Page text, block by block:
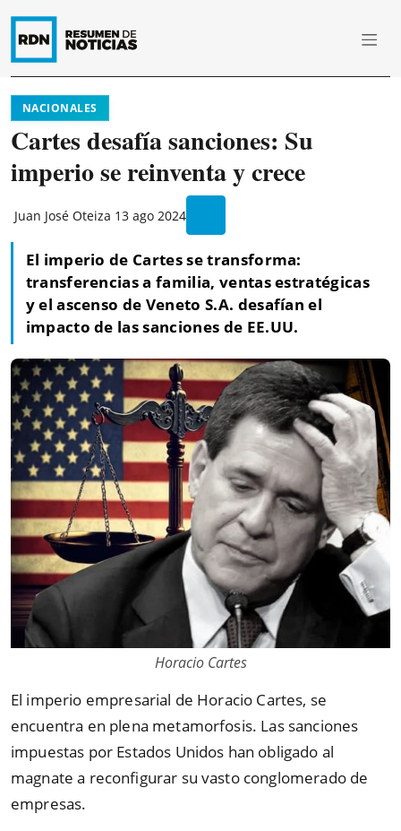
NACIONALES
Cartes desafía sanciones: Su
imperio se reinventa y crece
Juan José Oteiza 13 ago 2024
El imperio de Cartes se transforma:
transferencias a familia, ventas estratégicas
y el ascenso de Veneto S.A. desafían el
impacto de las sanciones de EE.UU.
Horacio Cartes
El imperio empresarial de Horacio Cartes, se
encuentra en plena metamorfosis. Las sanciones
impuestas por Estados Unidos han obligado al
magnate a reconfigurar su vasto conglomerado de
empresas.